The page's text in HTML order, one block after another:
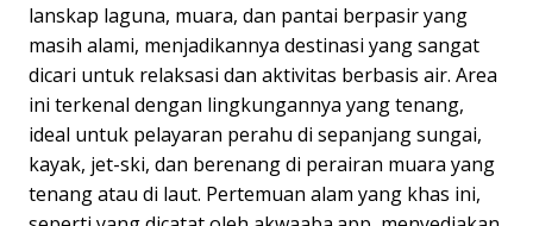
lanskap laguna, muara, dan pantai berpasir yang
masih alami, menjadikannya destinasi yang sangat
dicari untuk relaksasi dan aktivitas berbasis air. Area
ini terkenal dengan lingkungannya yang tenang,
ideal untuk pelayaran perahu di sepanjang sungai,
kayak, jet-ski, dan berenang di perairan muara yang
tenang atau di laut. Pertemuan alam yang khas ini,